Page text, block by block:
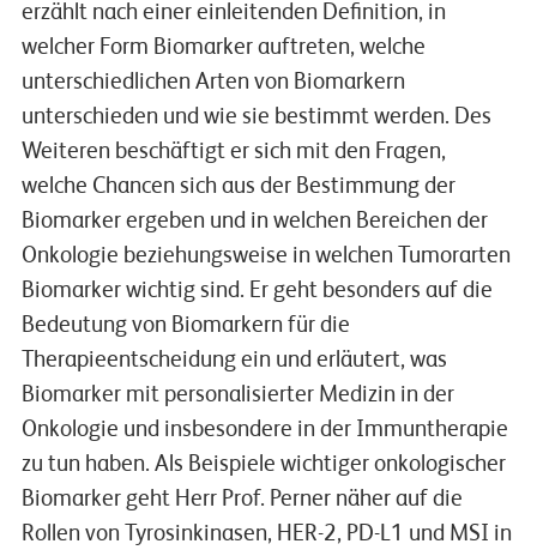
erzählt nach einer einleitenden Definition, in
welcher Form Biomarker auftreten, welche
unterschiedlichen Arten von Biomarkern
unterschieden und wie sie bestimmt werden. Des
Weiteren beschäftigt er sich mit den Fragen,
welche Chancen sich aus der Bestimmung der
Biomarker ergeben und in welchen Bereichen der
Onkologie beziehungsweise in welchen Tumorarten
Biomarker wichtig sind. Er geht besonders auf die
Bedeutung von Biomarkern für die
Therapieentscheidung ein und erläutert, was
Biomarker mit personalisierter Medizin in der
Onkologie und insbesondere in der Immuntherapie
zu tun haben. Als Beispiele wichtiger onkologischer
Biomarker geht Herr Prof. Perner näher auf die
Rollen von Tyrosinkinasen, HER-2, PD-L1 und MSI in